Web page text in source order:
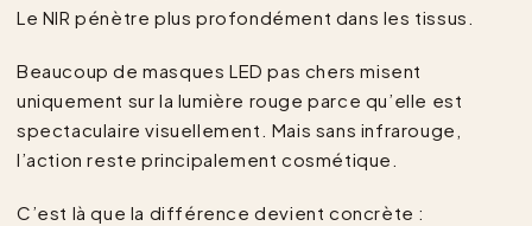
Le NIR pénètre plus profondément dans les tissus.
Beaucoup de masques LED pas chers misent
uniquement sur la lumière rouge parce qu’elle est
spectaculaire visuellement. Mais sans infrarouge,
l’action reste principalement cosmétique.
C’est là que la différence devient concrète :